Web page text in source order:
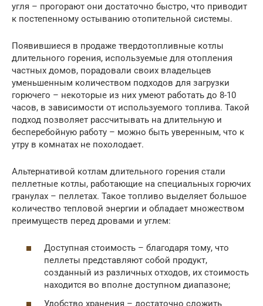
угля – прогорают они достаточно быстро, что приводит
к постепенному остыванию отопительной системы.
Появившиеся в продаже твердотопливные котлы
длительного горения, используемые для отопления
частных домов, порадовали своих владельцев
уменьшенным количеством подходов для загрузки
горючего – некоторые из них умеют работать до 8-10
часов, в зависимости от используемого топлива. Такой
подход позволяет рассчитывать на длительную и
бесперебойную работу – можно быть уверенным, что к
утру в комнатах не похолодает.
Альтернативой котлам длительного горения стали
пеллетные котлы, работающие на специальных горючих
гранулах – пеллетах. Такое топливо выделяет большое
количество тепловой энергии и обладает множеством
преимуществ перед дровами и углем:
Доступная стоимость – благодаря тому, что
пеллеты представляют собой продукт,
созданный из различных отходов, их стоимость
находится во вполне доступном диапазоне;
Удобство хранения – достаточно сложить